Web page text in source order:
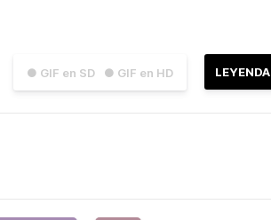
● GIF en SD ● GIF en HD LEYENDA